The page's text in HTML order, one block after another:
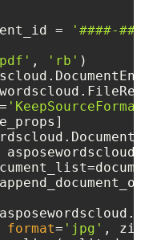
=
'####-
, 'rb' )
format= 'jpg' ,